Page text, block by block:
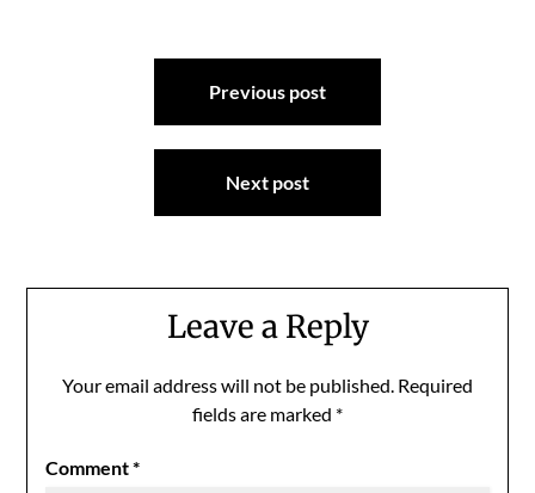
Previous post
Next post
Leave a Reply
Your email address will not be published. Required
fields are marked *
Comment*